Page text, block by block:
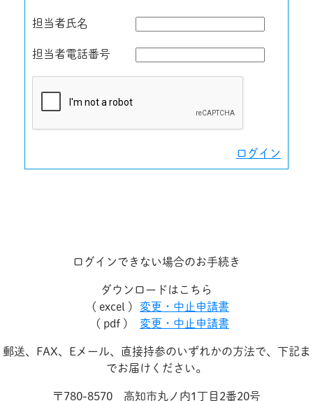
担当者氏名
担当者電話番号
ログイン
ログインできない場合のお手続き
ダウンロードはこちら
( excel )
変更・中止申請書
( pdf )
変更・中止申請書
郵送、FAX、Eメール、直接持参のいずれかの方法で、下記ま
でお届けください。
〒780-8570 高知市丸ノ内1丁目2番20号